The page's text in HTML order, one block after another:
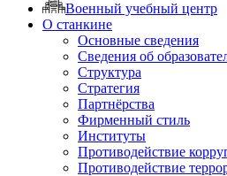
Военный учебный центр
О станкине
Основные сведения
Сведения об
Структура
Стратегия
Партнёрства
Фирменный стиль
Институты
Противодействие
Противодействие